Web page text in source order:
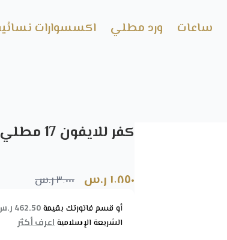
ساعات ورد مطلي اكسسوارات
كفر للايفون 17 مطلي ذهب عيار 24 قراط
١٬٨٥٠ ر.س ٣٬٠٠٠ ر.س
أو قسم فاتورتك بقيمة462.50 ر.س
الشريعة الإسلاميةاعرف أكثر